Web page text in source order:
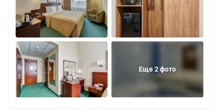
Еще 2 фото